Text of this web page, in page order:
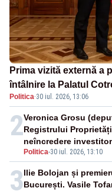
Prima vizită externă a
întâlnire la Palatul
Dan
Politica·30 iul. 2026, 13:06
2
Politica-30 iul. 2026, 13:10
Veronica Grosu
Registrului
neîncredere
3Ilie Bolojan și
București. Vasile